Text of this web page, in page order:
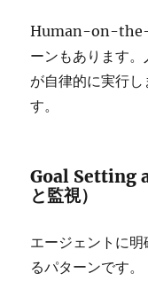
Human-on-the-
ーンもあります
が自律的に実行
す。
Goal Setting
と監視）
エージェントに
るパターンです。